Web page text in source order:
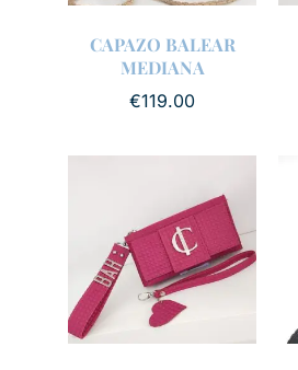
CAPAZO BALEAR
MEDIANA
€119.00